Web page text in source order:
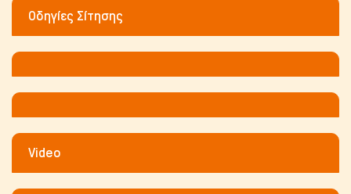
Οδηγίες Σίτησης
Video